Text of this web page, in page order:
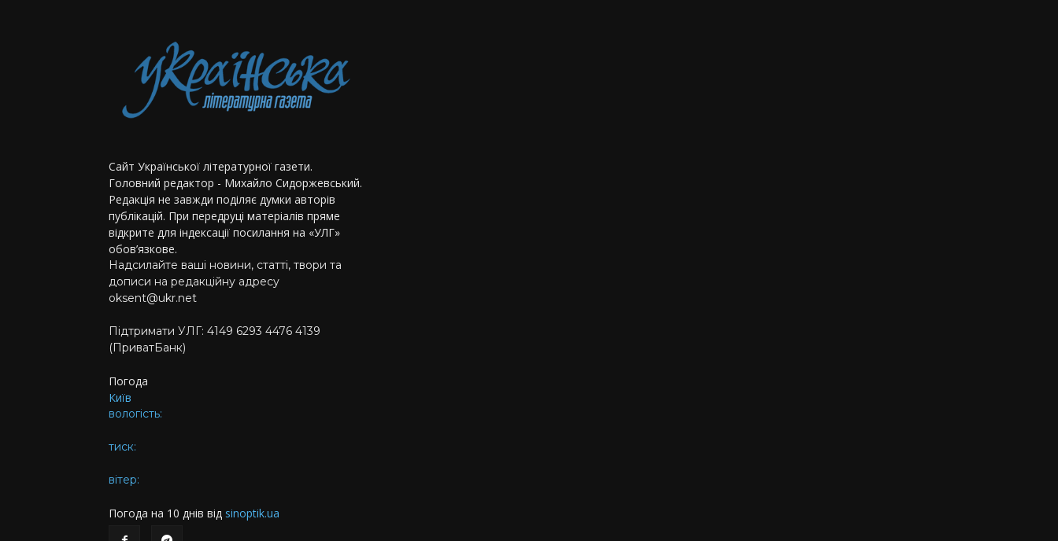
Сайт Української літературної газети.
Головний редактор - Михайло Сидоржевський.
Редакція не завжди поділяє думки авторів
публікацій. При передруці матеріалів пряме
відкрите для індексації посилання на «УЛГ»
обов’язкове.
Надсилайте ваші новини, статті, твори та
дописи на редакційну адресу
oksent@ukr.net
Підтримати УЛГ: 4149 6293 4476 4139
(ПриватБанк)
Погода
Київ
вологість:
тиск:
вітер:
Погода на 10 днів від sinoptik.ua